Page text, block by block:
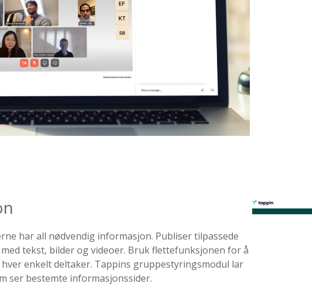
har all nødvendig informasjon. Publiser tilpassede
tekst, bilder og videoer. Bruk flettefunksjonen for å
enkelt deltaker. Tappins gruppestyringsmodul lar
ser bestemte informasjonssider.